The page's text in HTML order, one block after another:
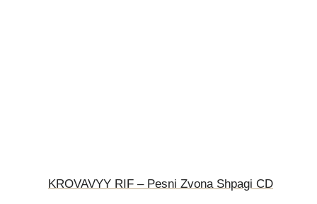
KROVAVYY RIF – Pesni Zvona Shpagi CD